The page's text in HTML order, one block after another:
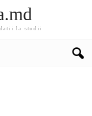
la studii